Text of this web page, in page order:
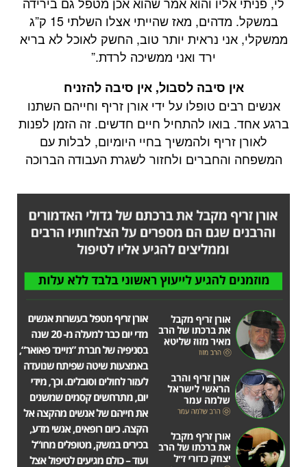
במשקל. מדהים, מאז שהייתי אצלו השלתי 15 ק”ג
ממשקלי, אני נראית יותר טוב, החשק לאוכל לא בריא
ירד ואני ממשיכה לרדת.”
אין סיבה לסבול, אין סיבה להזניח
אנשים רבים טופלו על ידי אורן זריף וחייהם השתנו
ברגע אחד. בואו להתחיל חיים חדשים. זה הזמן לפנות
לאורן זריף ולהמשיך בחיי היומיום, לבלות עם
המשפחה והחברים ולחזור לשגרת העבודה הברוכה